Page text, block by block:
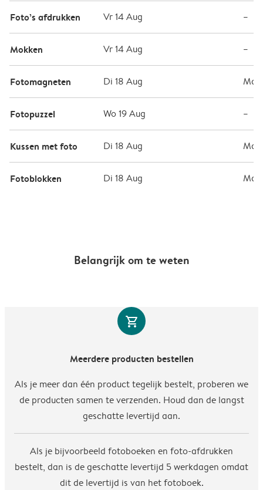
Foto’s afdrukken Vr 14 Aug –
Mokken Vr 14 Aug –
Fotomagneten Di 18 Aug Ma
Fotopuzzel Wo 19 Aug –
Kussen met foto Di 18 Aug Ma
Fotoblokken Di 18 Aug Ma
Belangrijk om te weten
shopping_cart
Meerdere producten bestellen
Als je meer dan één product tegelijk bestelt, proberen we
de producten samen te verzenden. Houd dan de langst
geschatte levertijd aan.
Als je bijvoorbeeld fotoboeken en foto-afdrukken
bestelt, dan is de geschatte levertijd 5 werkdagen omdat
dit de levertijd is van het fotoboek.